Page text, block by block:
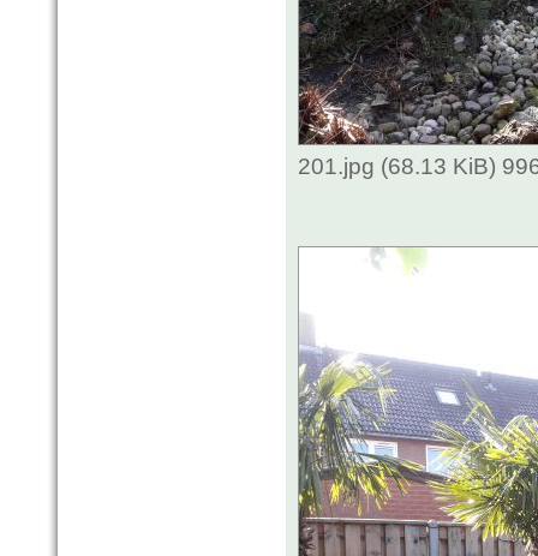
201.jpg (68.13 KiB)